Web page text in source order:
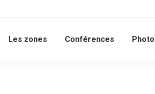
Les zones Conférences